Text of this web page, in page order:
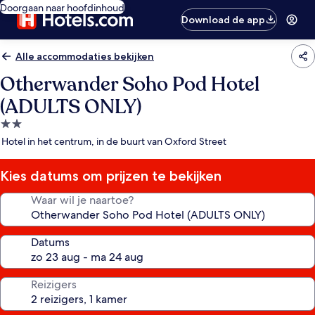
Doorgaan naar hoofdinhoud
Download de app
Alle accommodaties bekijken
Otherwander Soho Pod Hotel
(ADULTS ONLY)
2.0-
sterrenaccommodatie
Hotel in het centrum, in de buurt van Oxford Street
Kies datums om prijzen te bekijken
Waar wil je naartoe?
Datums
Reizigers